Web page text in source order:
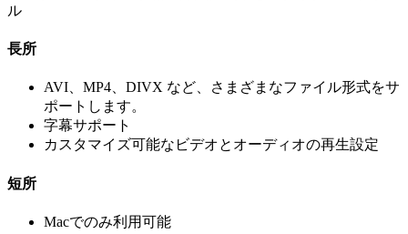
ル
長所
AVI、MP4、DIVX など、さまざまなファイル形式をサ
ポートします。
字幕サポート
カスタマイズ可能なビデオとオーディオの再生設定
短所
Macでのみ利用可能